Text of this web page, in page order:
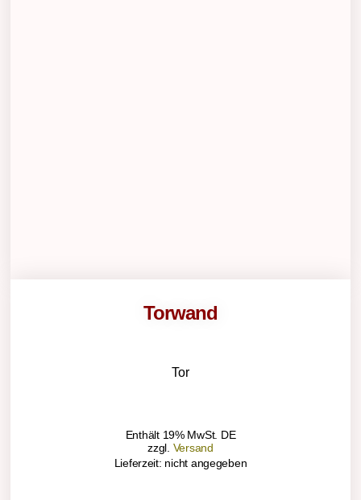
Torwand
Tor
Enthält 19% MwSt. DE
zzgl. Versand
Lieferzeit: nicht angegeben